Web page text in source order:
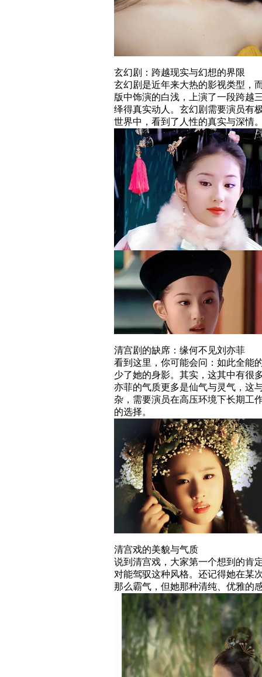
玄幻剧：跨越现实与幻想的界限
玄幻剧是近年来大热的影视类型，
版中饰演的白浅，上演了一段跨越
绎得真实动人。玄幻剧需要演员有
世界中，看到了人性的真实与深情
清宫剧的缺席：缘何不见刘亦菲
看到这里，你可能会问：如此全能
少了她的身影。其实，这其中有很
亦菲的气质更多是仙气与灵气，这
杂，需要演员在高压环境下长期工
的选择。
清宫戏的美貌与气质
说到清宫戏，大家第一个想到的肯
对能驾驭这种风格。还记得她在某
那么霸气，但她那种清纯、优雅的